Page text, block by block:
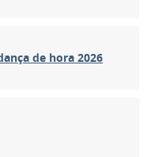
de hora 2026